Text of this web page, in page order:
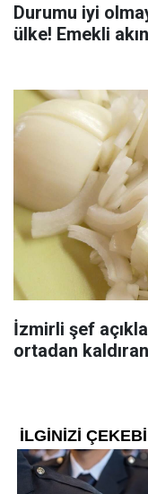
Durumu iyi
ülke! Emekli
İzmirli şef
ortadan kaldıran